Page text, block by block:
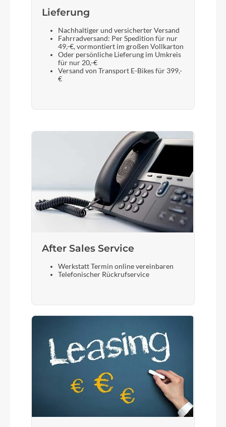
Lieferung
Nachhaltiger und versicherter Versand
Fahrradversand: Per Spedition für nur
49,-€, vormontiert im großen Vollkarton
Oder persönliche Lieferung im Umkreis
für nur 20,-€
Versand von Transport E-Bikes für 399,-
€
After Sales Service
Werkstatt Termin online vereinbaren
Telefonischer Rückrufservice